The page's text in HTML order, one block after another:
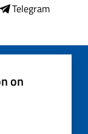
Telegram
on